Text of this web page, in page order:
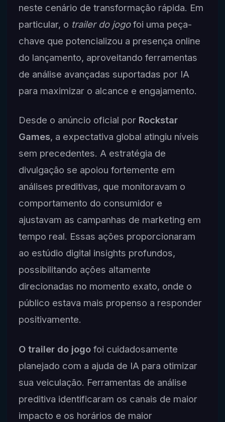
neste cenário de transformação rápida. Em
particular, o trailer do jogofoi uma peça-
chave que potencializou a presença online
do lançamento, aproveitando ferramentas
de análise avançadas suportadas por IA
para maximizar o alcance e engajamento.
Desde o anúncio oficial por Rockstar
Games, a expectativa global atingiu níveis
sem precedentes. A estratégia de
divulgação se apoiou fortemente em
análises preditivas, que monitoravam o
comportamento do consumidor e
ajustavam as campanhas de marketing em
tempo real. Essas ações proporcionaram
ao estúdio digital insights profundos,
possibilitando ações altamente
direcionadas no momento exato, onde o
público estava mais propenso a responder
positivamente.
O trailer do jogofoi cuidadosamente
planejado com a ajuda de IA para otimizar
sua veiculação. Ferramentas de análise
preditiva identificaram os canais de maior
impacto e os horários de maior